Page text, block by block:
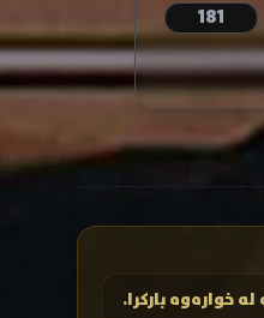
181
خوارەوە بارکرا.